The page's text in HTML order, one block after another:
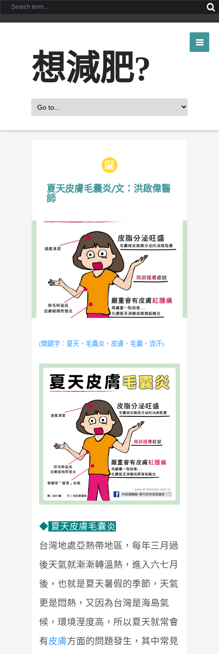
想減肥?
夏天皮膚毛囊炎/文：洪啟偉醫
師
(關鍵字： 夏天 、毛囊炎、 皮膚 、毛囊、流汗)
◆ 夏天皮膚毛囊炎
台灣地處亞熱帶地區，每年三月過
後天氣就漸漸轉溫熱，進入六七月
後，也就是夏天暑假的季節，天氣
更是悶熱，又因為台灣是海島氣
候，環境溼度高，所以夏天就常會
有皮膚方面的問題發生，其中常見